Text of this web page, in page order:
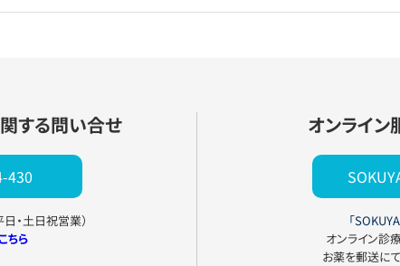
する問い合せ
430
・土日祝営業）
こちら
オンライ
「
オンライン診
お薬を郵送に